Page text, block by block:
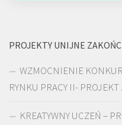
PROJEKTY UNIJNE
WZMOCNIENIE
RYNKU PRACY II-
KREATYWNY UCZEŃ –